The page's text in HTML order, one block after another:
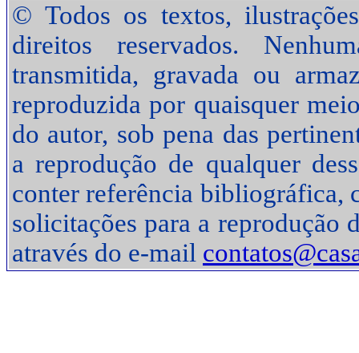
© Todos os textos,
direitos reservados.
transmitida, gravada ou
reproduzida por quaisquer
do autor, sob pena das
a reprodução de qualquer
conter referência bibliográfica,
solicitações para a reprodução
através do e-mail